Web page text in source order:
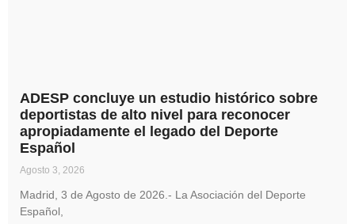
ADESP concluye un estudio histórico sobre
deportistas de alto nivel para reconocer
apropiadamente el legado del Deporte
Español
Agosto 3, 2026
Madrid, 3 de Agosto de 2026.- La Asociación del Deporte
Español,